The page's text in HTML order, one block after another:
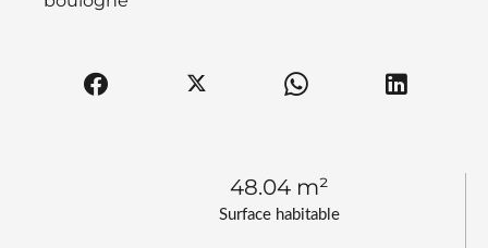
Surface habitable
48.04 m²